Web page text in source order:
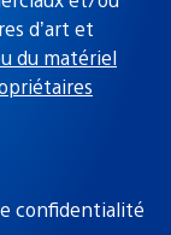
d’art et
du matériel
confidentialité